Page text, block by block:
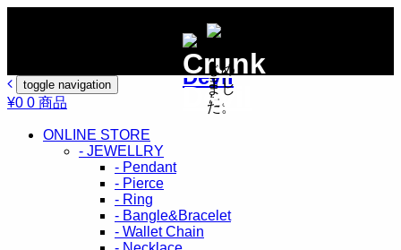
toggle navigation
¥0 0 商品
ONLINE STORE
- JEWELLRY
- Pendant
- Pierce
- Ring
- Bangle&Bracelet
- Wallet Chain